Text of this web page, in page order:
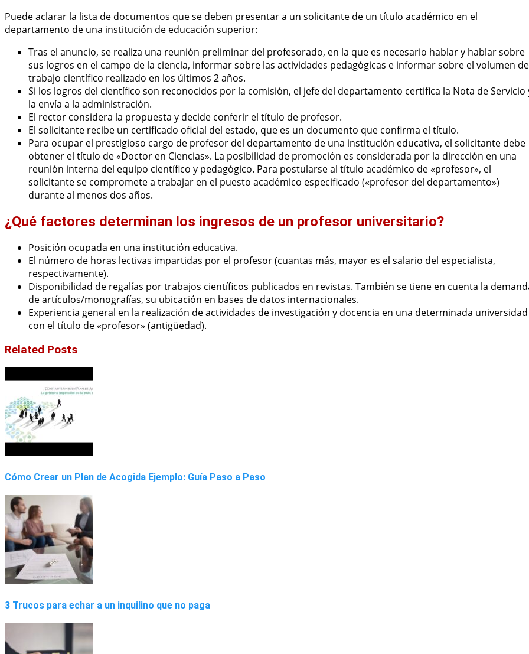
Puede aclarar la lista de documentos que se deben presentar a un solicitante de un título académico en el
departamento de una institución de educación superior:
Tras el anuncio, se realiza una reunión preliminar del profesorado, en la que es necesario hablar y hablar sobre
sus logros en el campo de la ciencia, informar sobre las actividades pedagógicas e informar sobre el volumen de
trabajo científico realizado en los últimos 2 años.
Si los logros del científico son reconocidos por la comisión, el jefe del departamento certifica la Nota de Servicio
la envía a la administración.
El rector considera la propuesta y decide conferir el título de profesor.
El solicitante recibe un certificado oficial del estado, que es un documento que confirma el título.
Para ocupar el prestigioso cargo de profesor del departamento de una institución educativa, el solicitante debe
obtener el título de «Doctor en Ciencias». La posibilidad de promoción es considerada por la dirección en una
reunión interna del equipo científico y pedagógico. Para postularse al título académico de «profesor», el
solicitante se compromete a trabajar en el puesto académico especificado («profesor del departamento»)
durante al menos dos años.
¿Qué factores determinan los ingresos de un profesor universitario?
Posición ocupada en una institución educativa.
El número de horas lectivas impartidas por el profesor (cuantas más, mayor es el salario del especialista,
respectivamente).
Disponibilidad de regalías por trabajos científicos publicados en revistas. También se tiene en cuenta la
de artículos/monografías, su ubicación en bases de datos internacionales.
Experiencia general en la realización de actividades de investigación y docencia en una determinada universidad
con el título de «profesor» (antigüedad).
Related Posts
Cómo Crear un Plan de Acogida Ejemplo: Guía Paso a Paso
3 Trucos para echar a un inquilino que no paga